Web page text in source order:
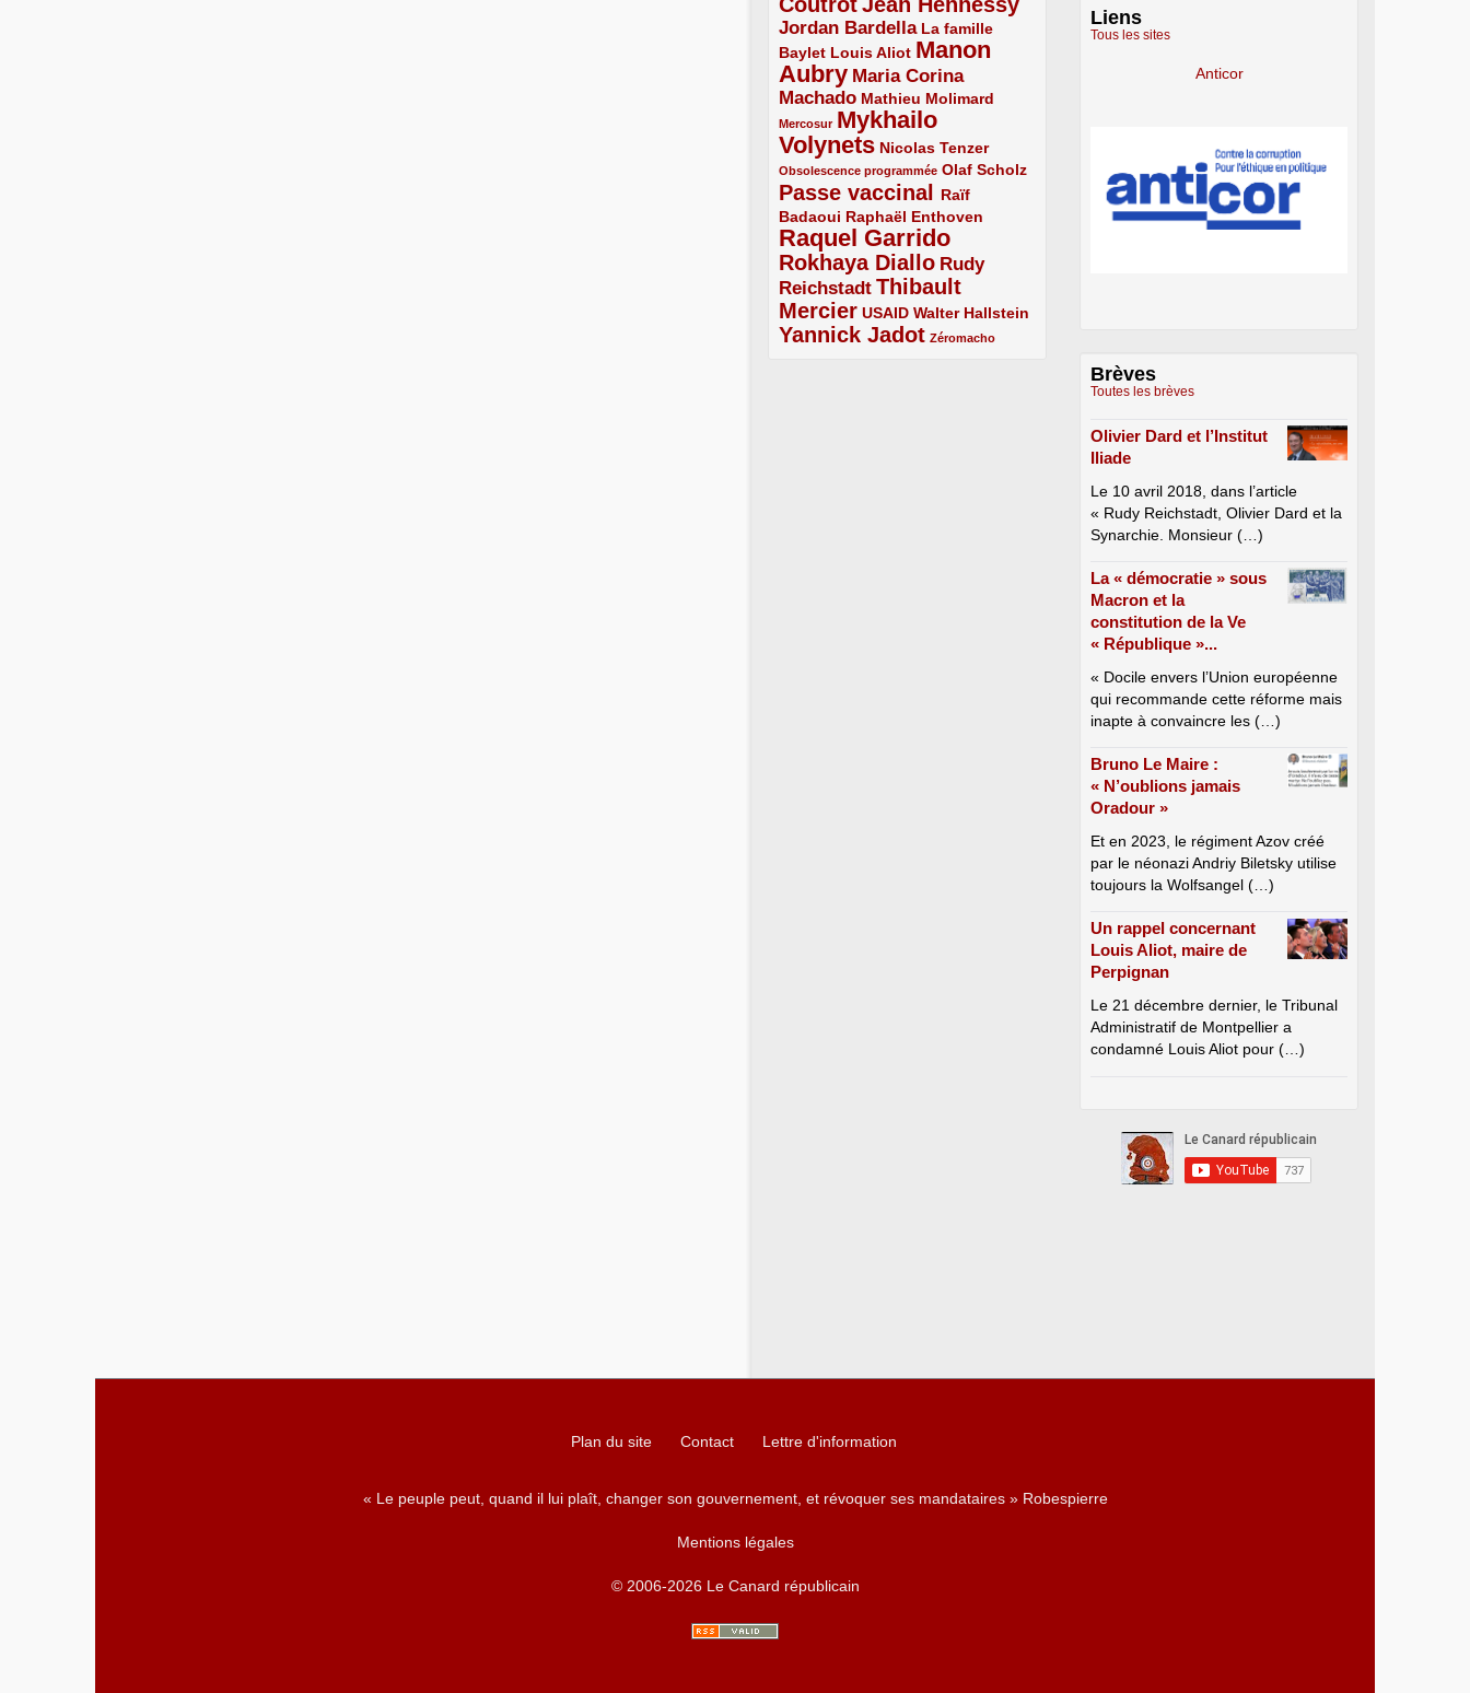
4/5
4/5
Jordan Bardella
3/5
La famille
Baylet
2/5 Louis Aliot
2/5
Manon
Aubry
5/5
Maria Corina
Machado
3/5 Mathieu Molimard
2/5
Mercosur
1/5
Mykhailo
Volynets
5/5 Nicolas Tenzer
2/5
Obsolescence programmée
1/5 Olaf Scholz
2/5
Passe vaccinal
4/5
Raïf
Badaoui
2/5 Raphaël Enthoven
2/5
Raquel Garrido
5/5
Rokhaya Diallo
4/5
Rudy
Reichstadt
3/5
Thibault
Mercier
4/5 USAID
2/5 Walter Hallstein
2/5
Yannick Jadot
4/5 Zéromacho
1/5
Liens
Tous les sites
Anticor
Brèves
Toutes les brèves
Olivier Dard et l’Institut
Iliade
Le 10 avril 2018, dans l’article
« Rudy Reichstadt, Olivier Dard et la
Synarchie. Monsieur (…)
La « démocratie » sous
Macron et la
constitution de la Ve
« République »...
« Docile envers l’Union européenne
qui recommande cette réforme mais
inapte à convaincre les (…)
Bruno Le Maire :
« N’oublions jamais
Oradour »
Et en 2023, le régiment Azov créé
par le néonazi Andriy Biletsky utilise
toujours la Wolfsangel (…)
Un rappel concernant
Louis Aliot, maire de
Perpignan
Le 21 décembre dernier, le Tribunal
Administratif de Montpellier a
condamné Louis Aliot pour (…)
Plan du site Contact Lettre d'information
« Le peuple peut, quand il lui plaît, changer son gouvernement, et révoquer ses mandataires » Robespierre
Mentions légales
© 2006-2026 Le Canard républicain